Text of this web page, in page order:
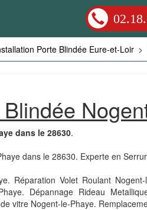
Porte Blindée Eure-et-Loir >
dans le 28630.
dans le 28630. Experte en
Réparation Volet Roulant
Dépannage Rideau
vitre Nogent-le-Phaye.